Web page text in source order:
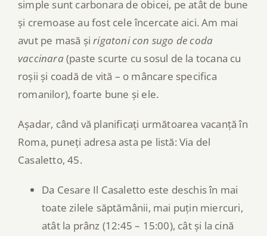
simple sunt carbonara de obicei, pe atât de bune
și cremoase au fost cele încercate aici. Am mai
avut pe masă șirigatoni con sugo de coda
vaccinara(paste scurte cu sosul de la tocana cu
roșii și coadă de vită – o mâncare specifica
romanilor), foarte bune și ele.
Așadar, când vă planificați următoarea vacanță în
Roma, puneți adresa asta pe listă: Via del
Casaletto, 45.
Da Cesare Il Casaletto este deschis în mai
toate zilele săptămânii, mai puțin miercuri,
atât la prânz (12:45 – 15:00), cât și la cină